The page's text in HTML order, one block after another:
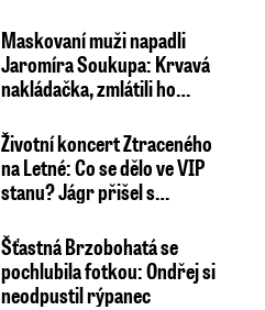
Maskovaní muži napadli
Jaromíra Soukupa: Krvavá
nakládačka, zmlátili ho…
Životní koncert Ztraceného
na Letné: Co se dělo ve VIP
stanu? Jágr přišel s…
Šťastná Brzobohatá se
pochlubila fotkou: Ondřej si
neodpustil rýpanec